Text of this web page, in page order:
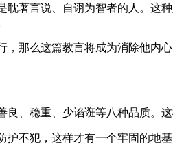
著言说、自诩为智者的人。
么这篇教言将成为消除他内
稳重、少谄诳等八种品质。这
不犯，这样才有一个牢固的地基